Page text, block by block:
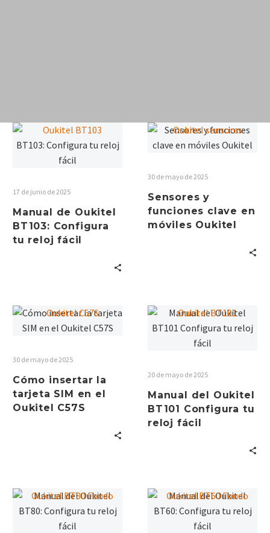
ÚLTIMAS
NOVEDADES DEL
MES DE OUKITEL
ENTÉRATE ACA DE LAS ÚLTIMAS
NOVEDADES DEL MES DE OUKITEL.
CONOCE LOS NUEVOS LANZAMIENTOS,
LAS OFERTAS DEL MES Y TODAS LAS
17 de junio de 2025
Manual de Oukitel
BT103: Configura
tu reloj fácil
30 de mayo de 2025
Sensores y
funciones clave en
móviles Oukitel
30 de mayo de 2025
Cómo insertar la
tarjeta SIM en el
Oukitel C57S
20 de mayo de 2025
Manual del Oukitel
BT101 Configura tu
reloj fácil